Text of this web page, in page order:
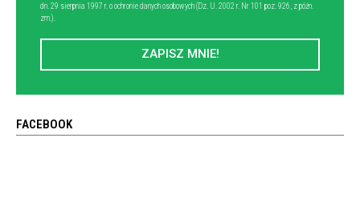
dn. 29 sierpnia 1997 r. o ochronie danych osobowych (Dz. U. 2002 r. Nr 101 poz. 926, z późn.
zm.).
ZAPISZ MNIE!
FACEBOOK